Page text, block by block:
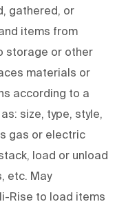
gathered, or
items from
storage or other
materials or
according to a
size, type, style,
gas or electric
load or unload
etc. May
Rise to load items